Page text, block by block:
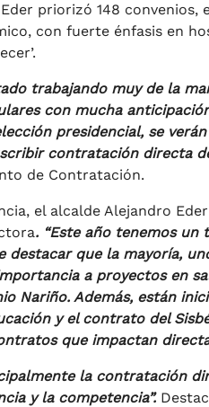
priorizó 148 convenios,
con fuerte énfasis en
trabajando muy de la
con mucha
presidencial, se
contratación directa
de Contratación.
el alcalde Alejandro
. “Este año tenemos un
que la mayoría,
a proyectos en
Nariño. Además, están
y el contrato del
que impactan
la contratación
y la competencia”.